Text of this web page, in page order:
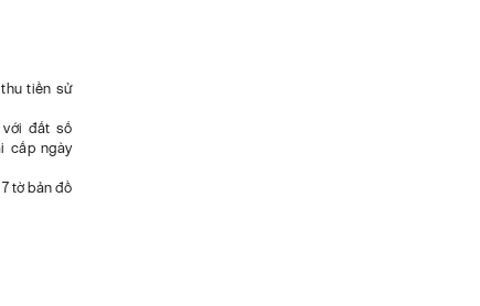
tiền sử
với đất số
cấp ngày
tờ bản đồ